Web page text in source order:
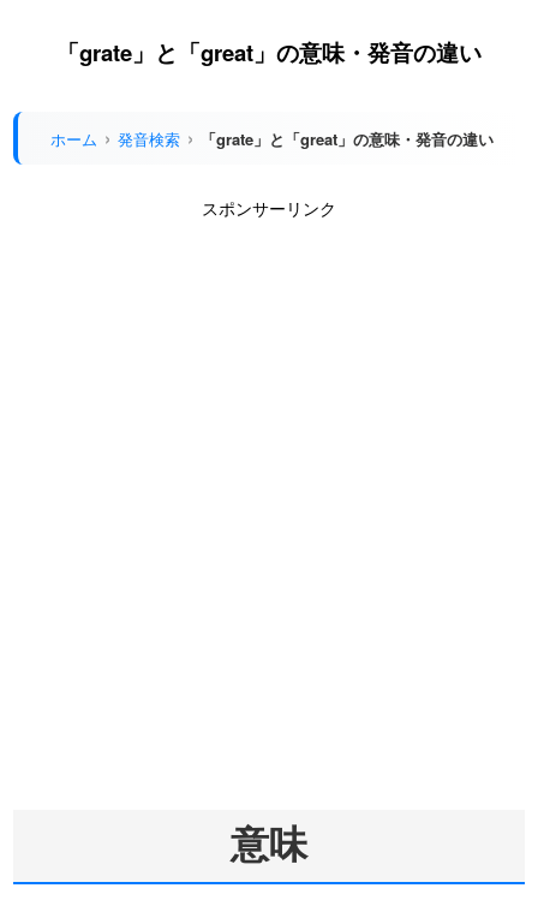
「grate」と「great」の意味・発音の違い
ホーム 発音検索 「grate」と「great」の意味・発音の違い
スポンサーリンク
意味